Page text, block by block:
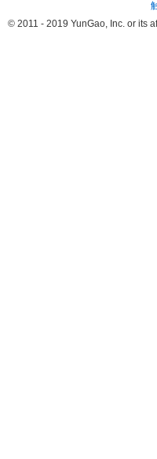
© 2011 - 2019 YunGao, Inc. or its